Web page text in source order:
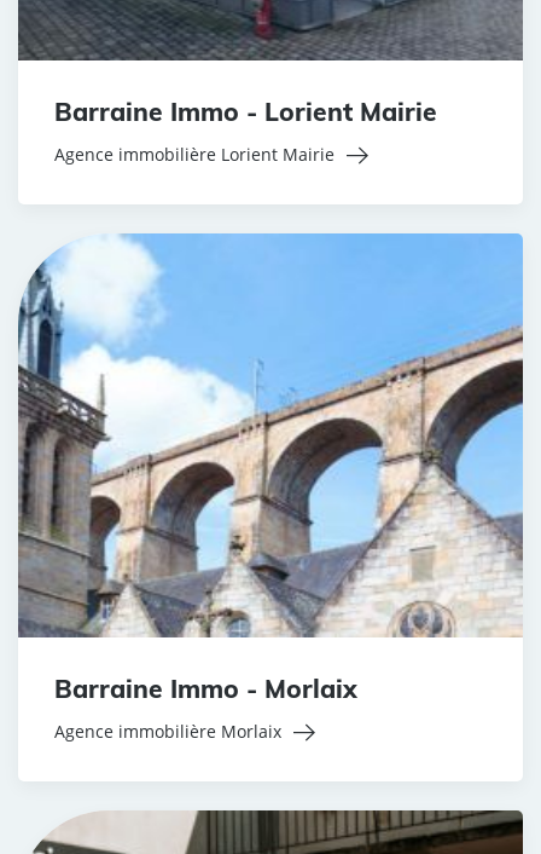
Barraine Immo - Lorient Mairie
Agence immobilière Lorient Mairie
Barraine Immo - Morlaix
Agence immobilière Morlaix